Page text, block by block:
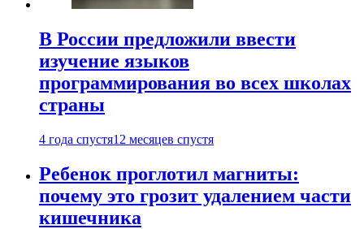
В России предложили ввести
изучение языков
программирования во всех школах
страны
4 года спустя12 месяцев спустя
Ребенок проглотил магниты:
почему это грозит удалением части
кишечника